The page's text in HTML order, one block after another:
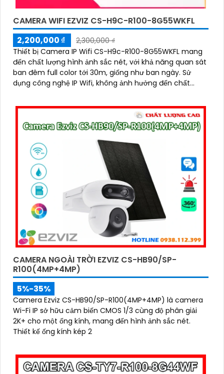
CAMERA WIFI EZVIZ CS-H9C-R100-8G55WKFL
2,200,000 ₫
2,300,000 ₫
Thiết bị Camera IP Wifi CS-H9c-R100-8G55WKFL mang
đến chất lượng hình ảnh sắc nét, với khả năng quan sát
ban đêm full color tới 30m, giống như ban ngày. Sử
dụng công nghệ IP Wifi, không ảnh hưởng đến chất
CAMERA NGOÀI TRỜI EZVIZ CS-HB90/SP-
R100(4MP+4MP)
5%-35%
Camera Ezviz CS-HB90/SP-R100(4MP+4MP) là camera
Wi-Fi IP sở hữu cảm biến CMOS 1/3 cùng độ phân giải
2K+ cho một ống kính, mang đến hình ảnh sắc nét.
Thiết kế ống kính kép 2